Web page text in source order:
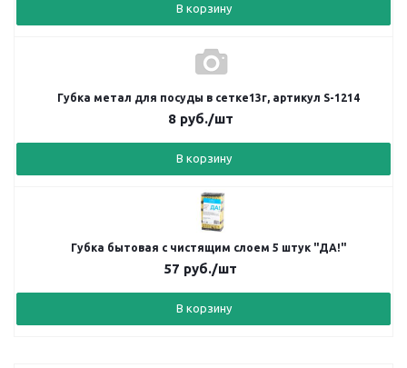
В корзину
Губка метал для посуды в сетке13г, артикул S-1214
8руб./шт
В корзину
Губка бытовая с чистящим слоем 5 штук "ДА!"
57 руб./шт
В корзину